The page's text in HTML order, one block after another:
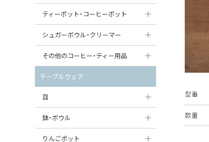
型番
数量
ティーポット・コーヒーポット
ティーポット
コーヒーポット
シュガーボウル・クリーマー
シュガーボウル
クリーマー
その他のコーヒー・ティー用品
ポットウォーマー
ピッチャー
コーヒードリッパー
テーブルウェア
皿
大皿（24cm〜）
中皿（18〜24cm）
鉢・ボウル
大鉢（21cm〜）
りんごポット